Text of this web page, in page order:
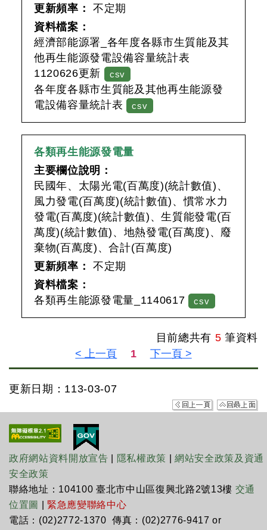
更新頻率：
不定期
資料檔案：
經濟部能源署_各年度各縣市生質能及其
他再生能源發電設備容量統計表
1120626更新
csv
各年度各縣市生質能及其他再生能源發
電設備容量統計表
csv
各類再生能源發電量
主要欄位說明：
民國年、太陽光電(百萬度)(統計數值)、
風力發電(百萬度)(統計數值)、慣常水力
發電(百萬度)(統計數值)、生質能發電(百
萬度)(統計數值)、地熱發電(百萬度)、廢
棄物(百萬度)、合計(百萬度)
更新頻率：
不定期
資料檔案：
各類再生能源發電量_1140617
csv
目前總共有 5 筆資料
更新日期：113-03-07
政府網站資料開放宣告 隱私權政策 |網站安全政策及資通
安全政策
聯絡地址：104100 臺北市中山區復興北路2號13樓 交通
位置圖
緊急應變聯絡中心
電話：(02)2772-1370 傳真：(02)2776-9417 or